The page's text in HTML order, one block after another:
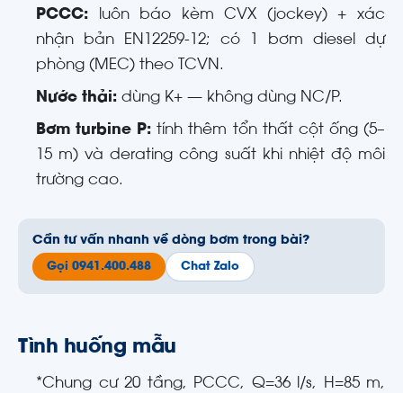
PCCC: luôn báo kèm CVX (jockey) + xác
nhận bản EN12259-12; có 1 bơm diesel dự
phòng (MEC) theo TCVN.
Nước thải: dùng K+ — không dùng NC/P.
Bơm turbine P: tính thêm tổn thất cột ống (5–
15 m) và derating công suất khi nhiệt độ môi
trường cao.
Cần tư vấn nhanh về dòng bơm trong bài?
Gọi 0941.400.488 Chat Zalo
Tình huống mẫu
*Chung cư 20 tầng, PCCC, Q=36 l/s, H=85 m,